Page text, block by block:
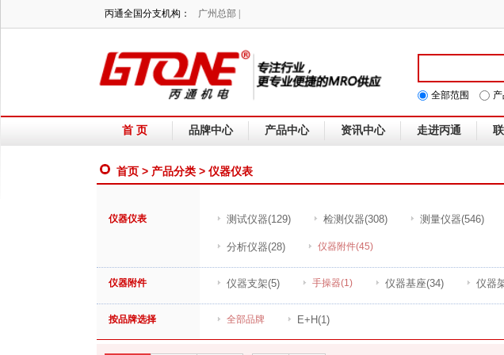
丙通全国分支机构： 广州总部 |
全部范围
首 页 品牌中心 产品中心 资讯中心 走进丙通
首页 > 产品分类 > 仪器仪表
仪器仪表 测试仪器(129) 检测仪器(308) 测量仪器(546)
分析仪器(28) 仪器附件(45)
仪器附件 仪器支架(5) 手操器(1) 仪器基座(34) 仪器
按品牌选择 全部品牌 E+H(1)